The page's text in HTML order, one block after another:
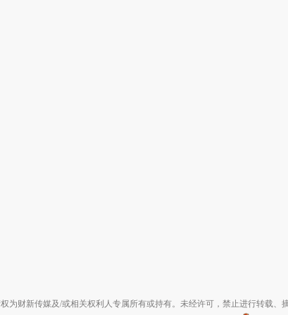
为财新传媒及/或相关权利人专属所有或持有。未经许可，禁止进行转载、